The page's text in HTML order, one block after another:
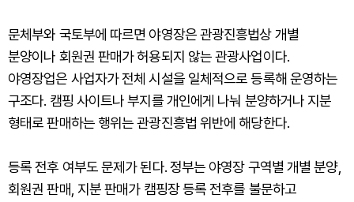
문체부와 국토부에 따르면 야영장은 관광진흥법상 개별
분양이나 회원권 판매가 허용되지 않는 관광사업이다.
야영장업은 사업자가 전체 시설을 일체적으로 등록해 운영하는
구조다. 캠핑 사이트나 부지를 개인에게 나눠 분양하거나 지분
형태로 판매하는 행위는 관광진흥법 위반에 해당한다.
등록 전후 여부도 문제가 된다. 정부는 야영장 구역별 개별 분양,
회원권 판매, 지분 판매가 캠핑장 등록 전후를 불문하고